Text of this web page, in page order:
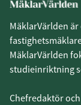
MäklarVärlden
MäklarVärlden
studieinriktning
Chefredaktör